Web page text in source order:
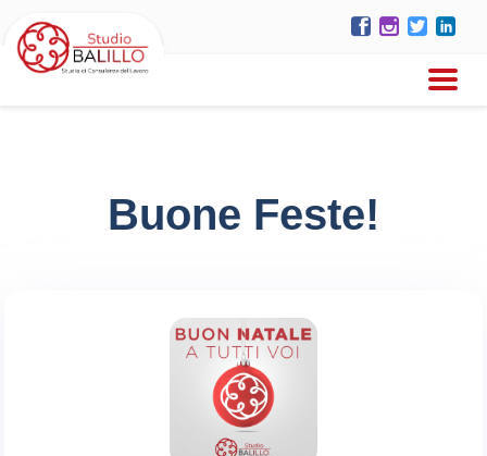
Buone Feste!